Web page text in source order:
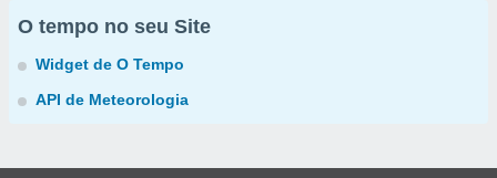
O tempo no seu Site
Widget de O Tempo
API de Meteorologia